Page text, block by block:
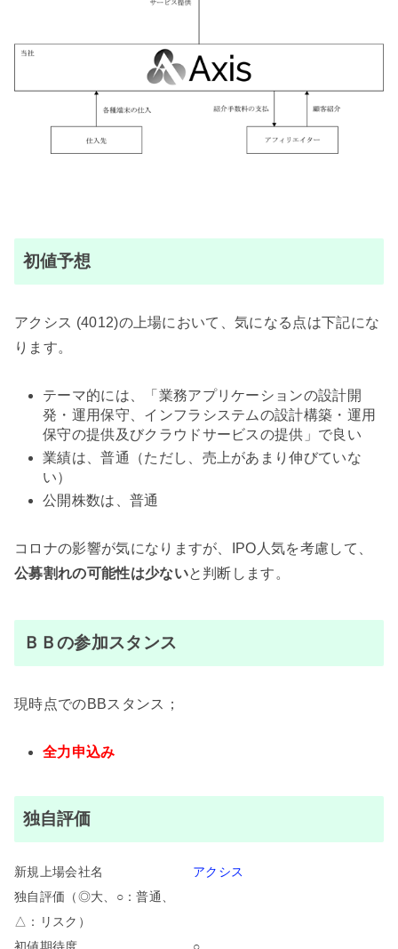
初値予想
アクシス (4012)の上場において、気になる点は下記にな
ります。
テーマ的には、「業務アプリケーションの設計開
発・運用保守、インフラシステムの設計構築・運用
保守の提供及びクラウドサービスの提供」で良い
業績は、普通（ただし、売上があまり伸びていな
い）
公開株数は、普通
コロナの影響が気になりますが、IPO人気を考慮して、
公募割れの可能性は少ないと判断します。
ＢＢの参加スタンス
現時点でのBBスタンス；
全力申込み
独自評価
新規上場会社名
アクシス
独自評価（◎大、○：普通、
△：リスク）